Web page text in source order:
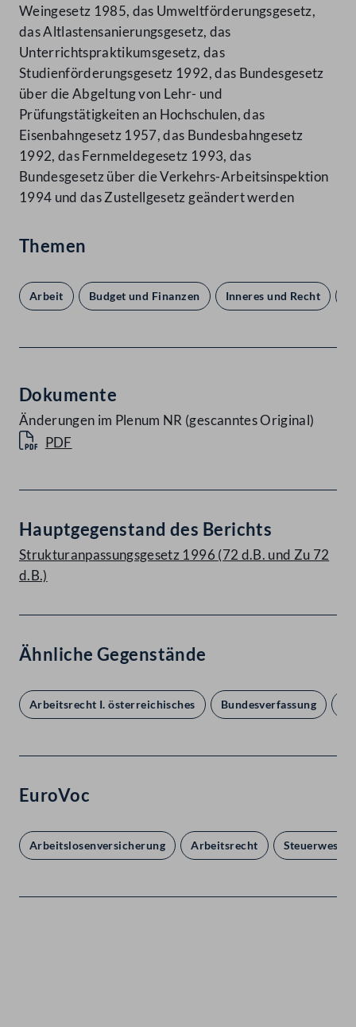
Weingesetz 1985, das Umweltförderungsgesetz,
das Altlastensanierungsgesetz, das
Unterrichtspraktikumsgesetz, das
Studienförderungsgesetz 1992, das Bundesgesetz
über die Abgeltung von Lehr- und
Prüfungstätigkeiten an Hochschulen, das
Eisenbahngesetz 1957, das Bundesbahngesetz
1992, das Fernmeldegesetz 1993, das
Bundesgesetz über die Verkehrs-Arbeitsinspektion
1994 und das Zustellgesetz geändert werden
Themen
Arbeit Budget und Finanzen Inneres und Recht
Dokumente
Änderungen im Plenum NR (gescanntes Original)
PDF
Hauptgegenstand des Berichts
Strukturanpassungsgesetz 1996 (72 d.B. und Zu 72
d.B.)
Ähnliche Gegenstände
Arbeitsrecht I. österreichisches Bundesverfassung
EuroVoc
Arbeitslosenversicherung Arbeitsrecht Steuerwesen